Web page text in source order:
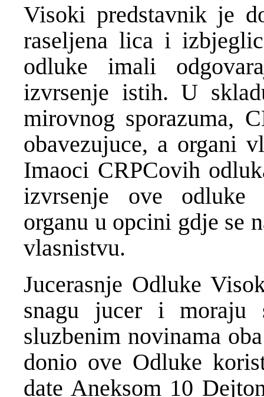
Visoki predstavnik je
raseljena lica i
odluke imali
izvrsenje istih. U
mirovnog sporazuma,
obavezujuce, a organi
Imaoci CRPCovih
izvrsenje ove odluke
organu u opcini gdje se
vlasnistvu.
Jucerasnje Odluke
snagu jucer i moraju
sluzbenim novinama
donio ove Odluke
date Aneksom 10